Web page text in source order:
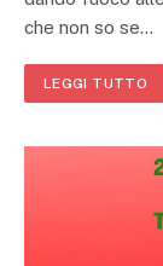
che non so se…
LEGGI TUTTO